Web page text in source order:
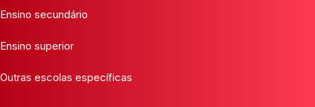
Ensino secundário
Ensino superior
Outras escolas específicas